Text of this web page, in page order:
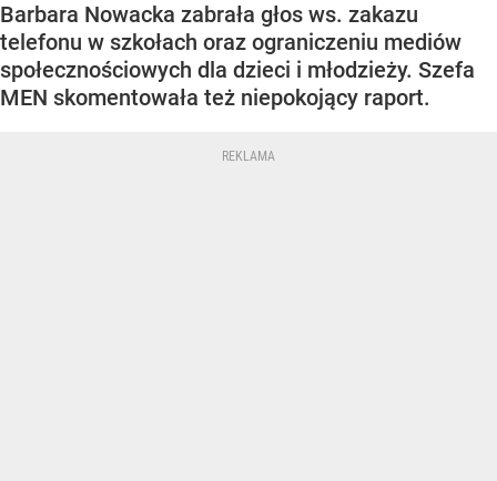
Barbara Nowacka zabrała głos ws. zakazu
telefonu w szkołach oraz ograniczeniu mediów
społecznościowych dla dzieci i młodzieży. Szefa
MEN skomentowała też niepokojący raport.